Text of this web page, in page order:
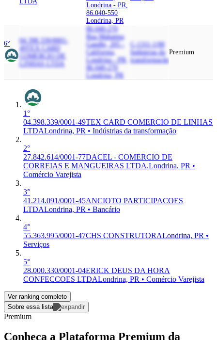
Londrina - PR,
86.040-550
Londrina, PR
6°
04.398.339/0001-
49
TEX CARD
COMERCIO DE
LINHAS LTDA
86.040-270
Rua Mahatma
Gandhi, 205 -
California,
Londrina - PR,
86.040-270
Londrina, PR
C-1311-1/00
Indústrias da
transformação
Premium
1°
04.398.339/0001-49TEX CARD COMERCIO DE LINHAS
LTDALondrina, PR • Indústrias da transformação
2°
27.842.614/0001-77DACEL - COMERCIO DE
CORREIAS E MANGUEIRAS LTDA.Londrina, PR •
Comércio Varejista
3°
41.214.091/0001-45ANCIOTO PARTICIPACOES
LTDALondrina, PR • Bancário
4°
55.363.995/0001-47CHS CONSTRUTORALondrina, PR •
Serviços
5°
28.000.330/0001-04ERICK DEUS DA HORA
CONFECCOES LTDALondrina, PR • Comércio Varejista
Ver ranking completo
Sobre essa lista
Premium
Conheça a Plataforma Premium da